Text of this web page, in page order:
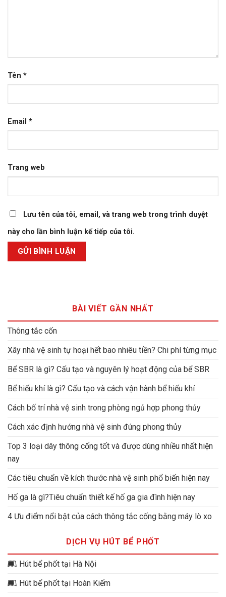
Tên *
Email *
Trang web
Lưu tên của tôi, email, và trang web trong trình duyệt
này cho lần bình luận kế tiếp của tôi.
BÀI VIẾT GẦN NHẤT
Thông tắc cốn
Xây nhà vệ sinh tự hoại hết bao nhiêu tiền? Chi phí từng mục
Bể SBR là gì? Cấu tạo và nguyên lý hoạt động của bể SBR
Bể hiếu khí là gì? Cấu tạo và cách vận hành bể hiếu khí
Cách bố trí nhà vệ sinh trong phòng ngủ hợp phong thủy
Cách xác định hướng nhà vệ sinh đúng phong thủy
Top 3 loại dây thông cống tốt và được dùng nhiều nhất hiện
nay
Các tiêu chuẩn về kích thước nhà vệ sinh phổ biến hiện nay
Hố ga là gì?Tiêu chuẩn thiết kế hố ga gia đình hiện nay
4 Ưu điểm nổi bật của cách thông tắc cống bằng máy lò xo
DỊCH VỤ HÚT BỂ PHỐT
Hút bể phốt tại Hà Nội
Hút bể phốt tại Hoàn Kiếm